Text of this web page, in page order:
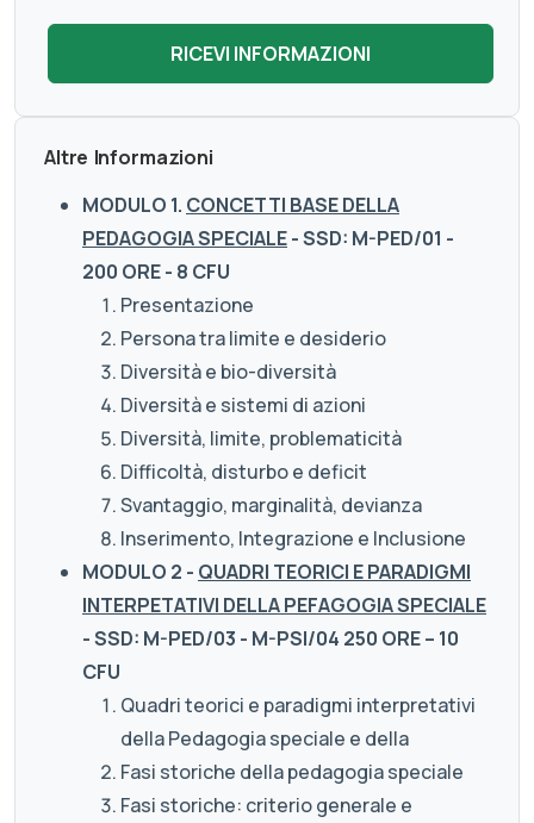
Altre Informazioni
MODULO 1. CONCETTI BASE DELLA
PEDAGOGIA SPECIALE- SSD: M-PED/01 -
200 ORE - 8 CFU
Presentazione
Persona tra limite e desiderio
Diversità e bio-diversità
Diversità e sistemi di azioni
Diversità, limite, problematicità
Difficoltà, disturbo e deficit
Svantaggio, marginalità, devianza
Inserimento, Integrazione e Inclusione
MODULO 2 - QUADRI TEORICI E PARADIGMI
INTERPETATIVI DELLA PEFAGOGIA SPECIALE
- SSD: M-PED/03 - M-PSI/04 250 ORE – 10
CFU
Quadri teorici e paradigmi interpretativi
della Pedagogia speciale e della
Fasi storiche della pedagogia speciale
Fasi storiche: criterio generale e